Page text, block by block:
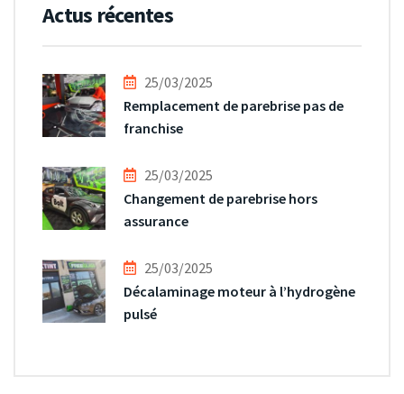
Actus récentes
25/03/2025
Remplacement de parebrise pas de
franchise
25/03/2025
Changement de parebrise hors
assurance
25/03/2025
Décalaminage moteur à l’hydrogène
pulsé